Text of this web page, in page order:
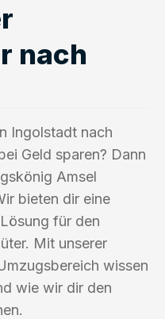
nach
Ingolstadt nach
Geld sparen? Dann
Amsel
bieten dir eine
für den
Mit unserer
wissen
wie wir dir den